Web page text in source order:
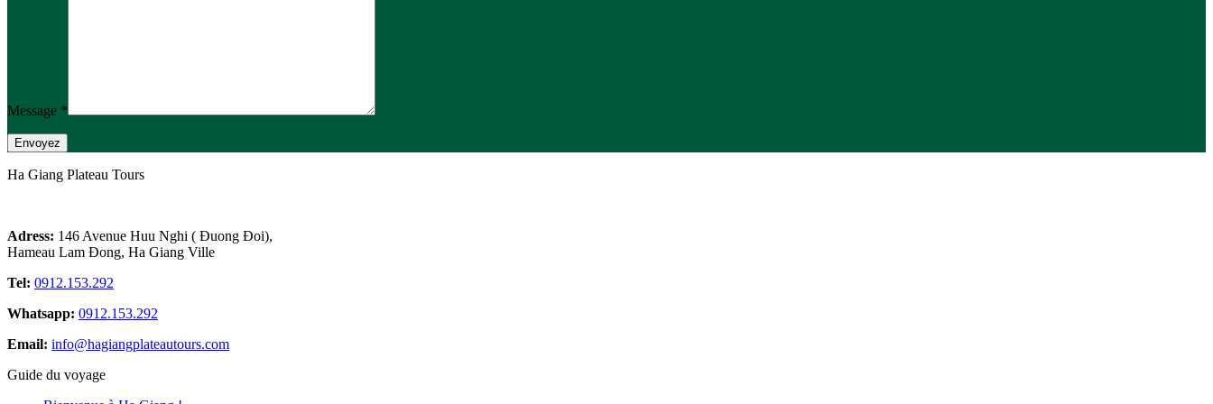
Message *
Ha Giang Plateau Tours
Adress: 146 Avenue Huu Nghi ( Đuong Đoi),
Hameau Lam Đong, Ha Giang Ville
Tel: 0912.153.292
Whatsapp: 0912.153.292
Email: info@hagiangplateautours.com
Guide du voyage